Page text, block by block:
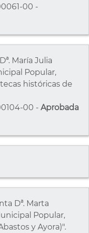
00 -
María Julia
Popular,
históricas de
00 - Aprobada
Dª. Marta
Popular,
y Ayora)".